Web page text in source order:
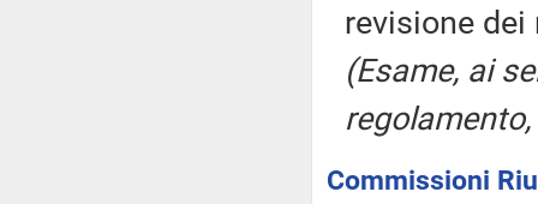
revisione
(Esame, ai
Commissioni